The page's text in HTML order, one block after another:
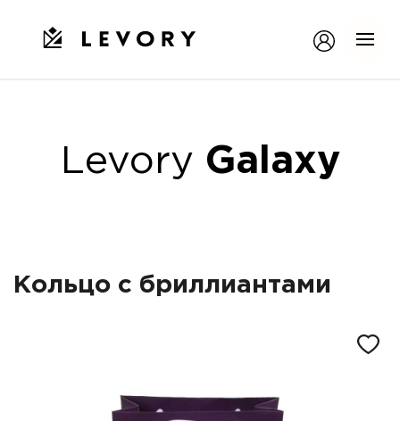
Levory Galaxy
Кольцо с бриллиантами